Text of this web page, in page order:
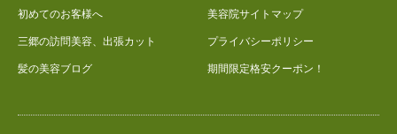
初めてのお客様へ
三郷の訪問美容、出張カット
髪の美容ブログ
美容院サイトマップ
プライバシーポリシー
期間限定格安クーポン！